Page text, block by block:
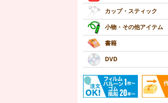
カップ・スティック
小物・その他アイテム
書籍
DVD